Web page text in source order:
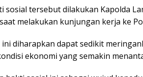
sosial tersebut dilakukan Kapolda
melakukan kunjungan kerja ke
diharapkan dapat sedikit
ekonomi yang semakin